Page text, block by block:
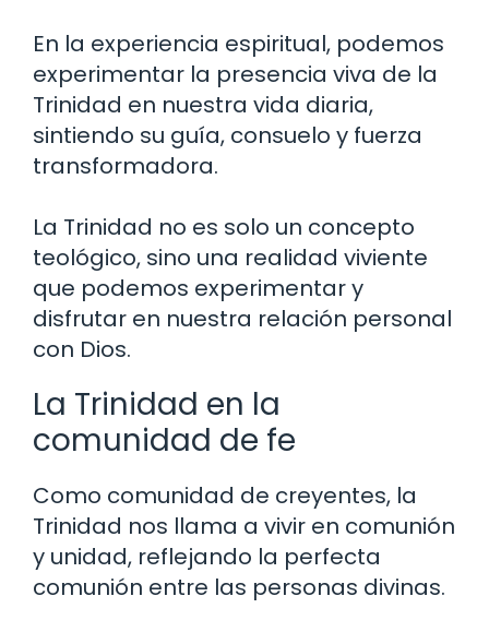
En la experiencia espiritual, podemos
experimentar la presencia viva de la
Trinidad en nuestra vida diaria,
sintiendo su guía, consuelo y fuerza
transformadora.
La Trinidad no es solo un concepto
teológico, sino una realidad viviente
que podemos experimentar y
disfrutar en nuestra relación personal
con Dios.
La Trinidad en la
comunidad de fe
Como comunidad de creyentes, la
Trinidad nos llama a vivir en comunión
y unidad, reflejando la perfecta
comunión entre las personas divinas.